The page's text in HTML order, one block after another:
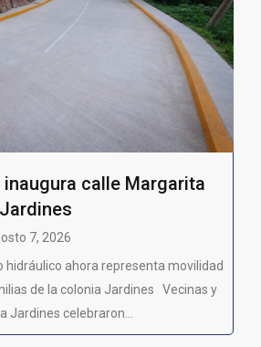
calle Margarita
7, 2026
hidráulico ahora representa movilidad
de la colonia Jardines Vecinas y
Jardines celebraron...